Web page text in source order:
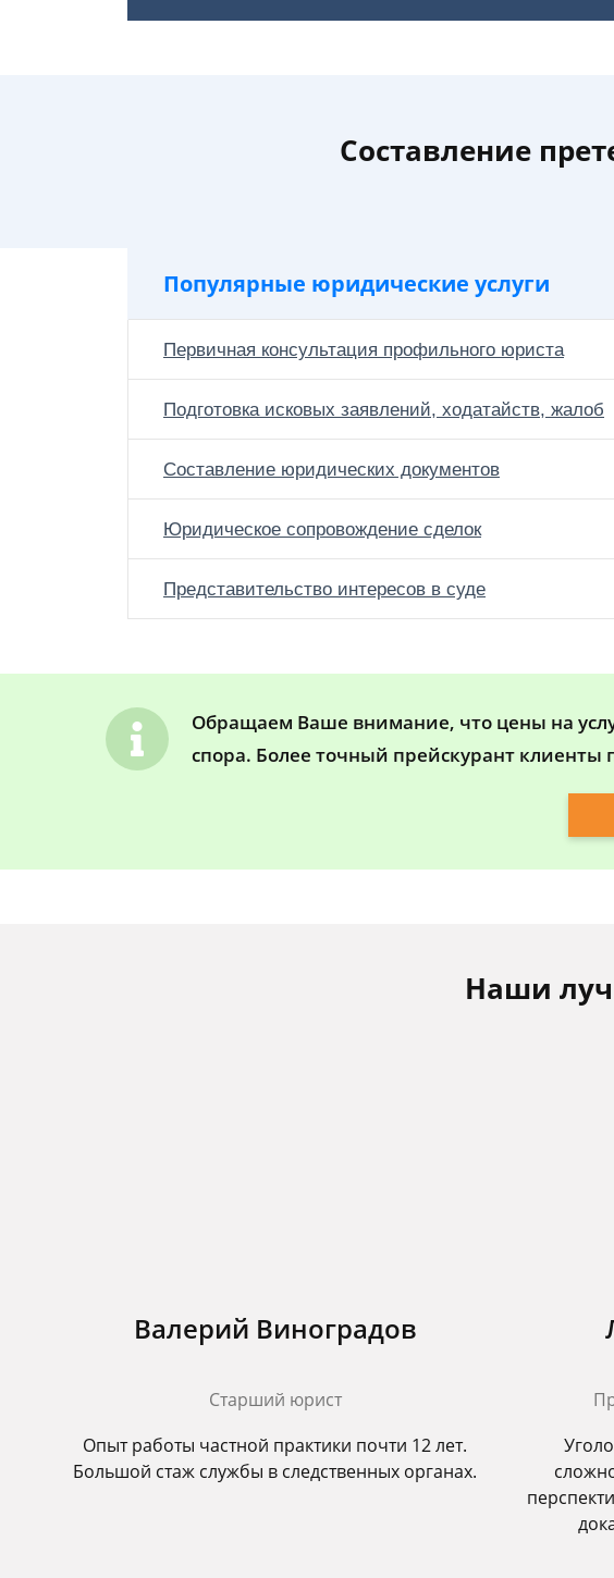
Составление
Популярные юридические услуги
Первичная консультация профильного юриста
Подготовка исковых заявлений, ходатайств, жалоб
Составление юридических документов
Юридическое сопровождение сделок
Представительство интересов в суде
Обращаем Ваше внимание, что цены на
спора. Более точный прейскурант клиенты
Наши
Валерий Виноградов
Старший юрист
Опыт работы частной практики почти 12 лет.
Большой стаж службы в следственных органах.